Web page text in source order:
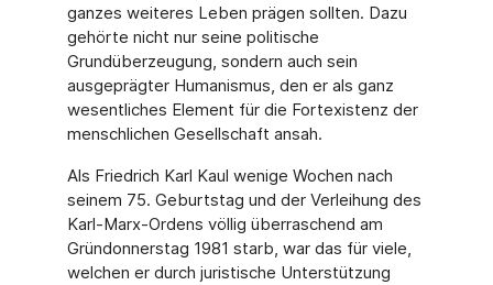
ganzes weiteres Leben prägen sollten. Dazu
gehörte nicht nur seine politische
Grundüberzeugung, sondern auch sein
ausgeprägter Humanismus, den er als ganz
wesentliches Element für die Fortexistenz der
menschlichen Gesellschaft ansah.
Als Friedrich Karl Kaul wenige Wochen nach
seinem 75. Geburtstag und der Verleihung des
Karl-Marx-Ordens völlig überraschend am
Gründonnerstag 1981 starb, war das für viele,
welchen er durch juristische Unterstützung